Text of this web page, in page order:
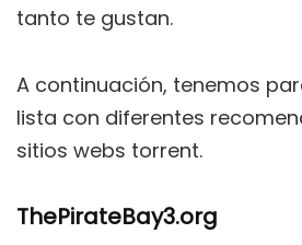
tanto te gustan.
A continuación, tenemos
lista con diferentes
sitios webs torrent.
ThePirateBay3.org